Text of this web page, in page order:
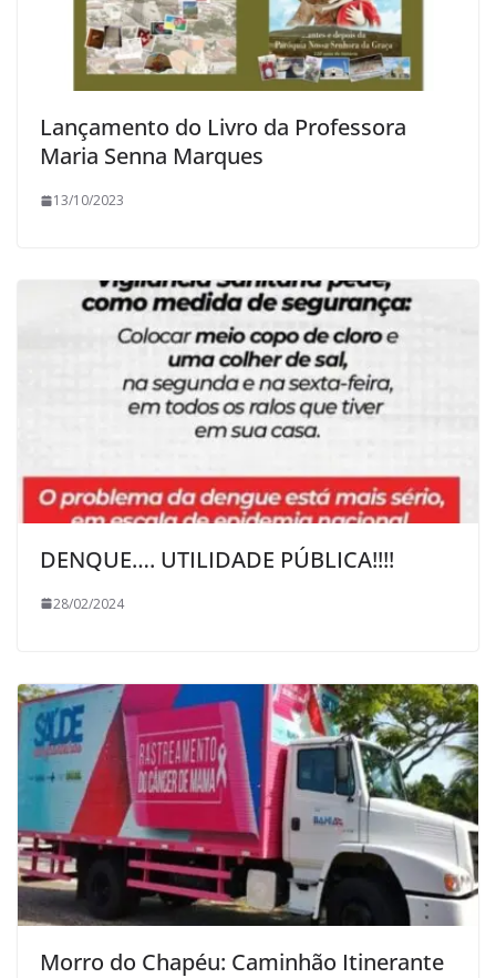
Lançamento do Livro da Professora
Maria Senna Marques
13/10/2023
DENQUE…. UTILIDADE PÚBLICA!!!!
28/02/2024
Morro do Chapéu: Caminhão Itinerante